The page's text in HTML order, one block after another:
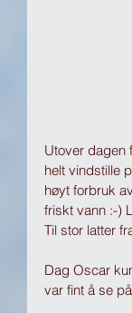
Utover dagen
helt vindstille
høyt forbruk
friskt vann :-)
Til stor latter
Dag Oscar
var fint å se